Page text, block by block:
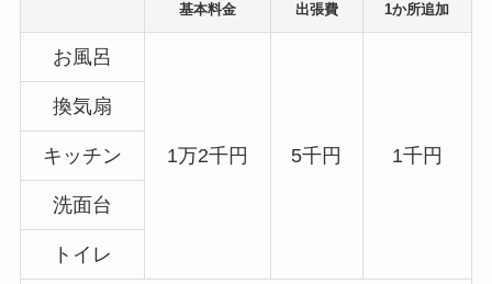
基本料金 出張費 1か所追加
お風呂
1万2千円 5千円 1千円
換気扇
キッチン
洗面台
トイレ